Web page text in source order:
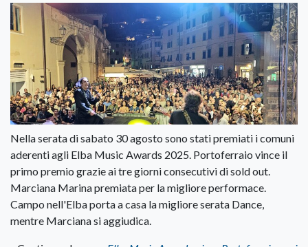
Nella serata di sabato 30 agosto sono stati premiati i comuni
aderenti agli Elba Music Awards 2025. Portoferraio vince il
primo premio grazie ai tre giorni consecutivi di sold out.
Marciana Marina premiata per la migliore performace.
Campo nell'Elba porta a casa la migliore serata Dance,
mentre Marciana si aggiudica.